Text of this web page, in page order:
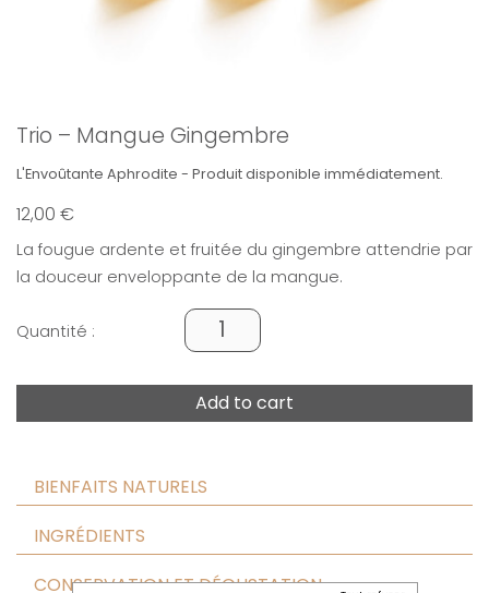
Trio – Mangue Gingembre
L'Envoûtante Aphrodite - Produit disponible immédiatement.
12,00 €
La fougue ardente et fruitée du gingembre attendrie par
la douceur enveloppante de la mangue.
Quantité :
Add to cart
BIENFAITS NATURELS
INGRÉDIENTS
CONSERVATION ET DÉGUSTATION